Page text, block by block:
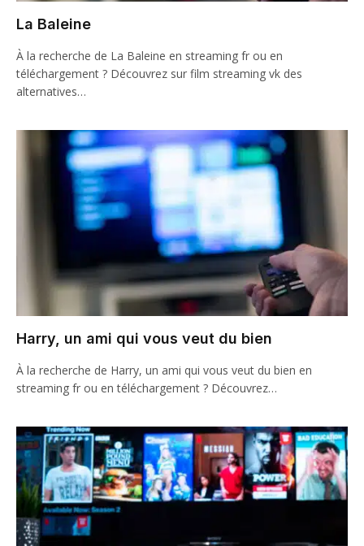
La Baleine
À la recherche de La Baleine en streaming fr ou en
téléchargement ? Découvrez sur film streaming vk des
alternatives…
Harry, un ami qui vous veut du bien
À la recherche de Harry, un ami qui vous veut du bien en
streaming fr ou en téléchargement ? Découvrez…